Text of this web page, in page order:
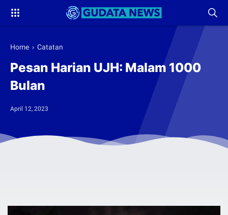
Home › Catatan
Pesan Harian UJH: Malam 1000
Bulan
April 12, 2023